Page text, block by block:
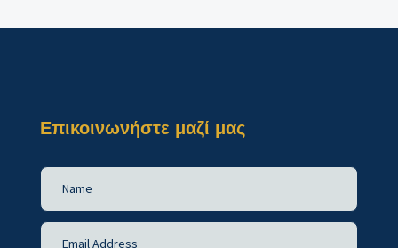
Επικοινωνήστε μαζί μας